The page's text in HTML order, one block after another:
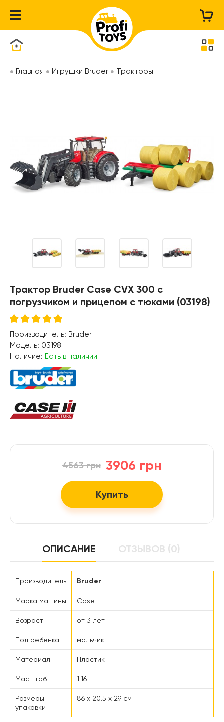
Главная Игрушки Bruder Тракторы
Трактор Bruder Case CVX 300 с
погрузчиком и прицепом с тюками (03198)
Производитель: Bruder
Модель: 03198
Наличие: Есть в наличии
3906 грн
4563 грн
Купить
ОПИСАНИЕ ОТЗЫВОВ (0)
Производитель Bruder
Марка машины Case
Возраст от 3 лет
Пол ребенка мальчик
Материал Пластик
Масштаб 1:16
Размеры
упаковки
86 x 20.5 x 29 см
Каталог товаров